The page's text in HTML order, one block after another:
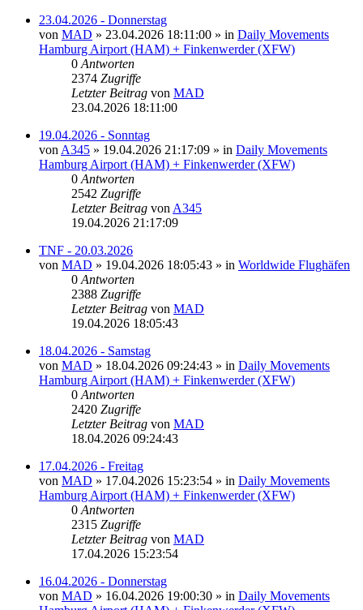
23.04.2026 - Donnerstag
von MAD » 23.04.2026 18:11:00 » in Daily Movements
Hamburg Airport (HAM) + Finkenwerder (XFW)
0 Antworten
2374 Zugriffe
Letzter Beitrag von MAD
23.04.2026 18:11:00
19.04.2026 - Sonntag
von A345 » 19.04.2026 21:17:09 » in Daily Movements
Hamburg Airport (HAM) + Finkenwerder (XFW)
0 Antworten
2542 Zugriffe
Letzter Beitrag von A345
19.04.2026 21:17:09
TNF - 20.03.2026
von MAD » 19.04.2026 18:05:43 » in Worldwide Flughäfen
0 Antworten
2388 Zugriffe
Letzter Beitrag von MAD
19.04.2026 18:05:43
18.04.2026 - Samstag
von MAD » 18.04.2026 09:24:43 » in Daily Movements
Hamburg Airport (HAM) + Finkenwerder (XFW)
0 Antworten
2420 Zugriffe
Letzter Beitrag von MAD
18.04.2026 09:24:43
17.04.2026 - Freitag
von MAD » 17.04.2026 15:23:54 » in Daily Movements
Hamburg Airport (HAM) + Finkenwerder (XFW)
0 Antworten
2315 Zugriffe
Letzter Beitrag von MAD
17.04.2026 15:23:54
16.04.2026 - Donnerstag
von MAD » 16.04.2026 19:00:30 » in Daily Movements